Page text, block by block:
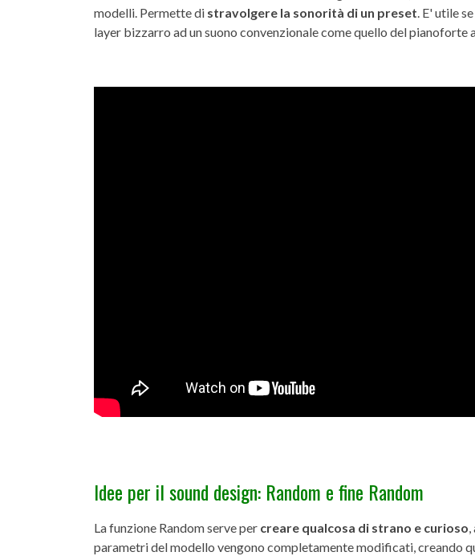
modelli. Permette di stravolgere la sonorità di un preset . E' utile
layer bizzarro ad un suono convenzionale come quello del pianoforte
Idee per il sound design: Random e fine Random
La funzione Random serve per creare qualcosa di strano e curioso
parametri del modello vengono completamente modificati, creando